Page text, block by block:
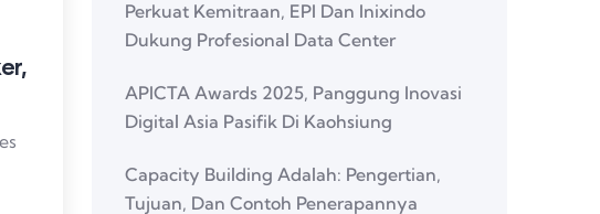
Perkuat Kemitraan, EPI Dan Inixindo
Dukung Profesional Data Center
APICTA Awards 2025, Panggung Inovasi
Digital Asia Pasifik Di Kaohsiung
Capacity Building Adalah: Pengertian,
Tujuan, Dan Contoh Penerapannya